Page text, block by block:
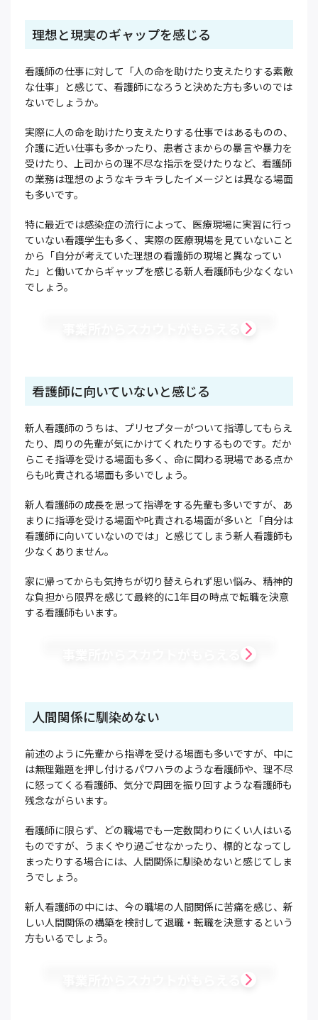
理想と現実のギャップを感じる
看護師の仕事に対して「人の命を助けたり支えたりする素敵
な仕事」と感じて、看護師になろうと決めた方も多いのでは
ないでしょうか。
実際に人の命を助けたり支えたりする仕事ではあるものの、
介護に近い仕事も多かったり、患者さまからの暴言や暴力を
受けたり、上司からの理不尽な指示を受けたりなど、看護師
の業務は理想のようなキラキラしたイメージとは異なる場面
も多いです。
特に最近では感染症の流行によって、医療現場に実習に行っ
ていない看護学生も多く、実際の医療現場を見ていないこと
から「自分が考えていた理想の看護師の現場と異なってい
た」と働いてからギャップを感じる新人看護師も少なくない
でしょう。
看護師に向いていないと感じる
新人看護師のうちは、プリセプターがついて指導してもらえ
たり、周りの先輩が気にかけてくれたりするものです。だか
らこそ指導を受ける場面も多く、命に関わる現場である点か
らも叱責される場面も多いでしょう。
新人看護師の成長を思って指導をする先輩も多いですが、あ
まりに指導を受ける場面や叱責される場面が多いと「自分は
看護師に向いていないのでは」と感じてしまう新人看護師も
少なくありません。
家に帰ってからも気持ちが切り替えられず思い悩み、精神的
な負担から限界を感じて最終的に1年目の時点で転職を決意
する看護師もいます。
人間関係に馴染めない
前述のように先輩から指導を受ける場面も多いですが、中に
は無理難題を押し付けるパワハラのような看護師や、理不尽
に怒ってくる看護師、気分で周囲を振り回すような看護師も
残念ながらいます。
看護師に限らず、どの職場でも一定数関わりにくい人はいる
ものですが、うまくやり過ごせなかったり、標的となってし
まったりする場合には、人間関係に馴染めないと感じてしま
うでしょう。
新人看護師の中には、今の職場の人間関係に苦痛を感じ、新
しい人間関係の構築を検討して退職・転職を決意するという
方もいるでしょう。